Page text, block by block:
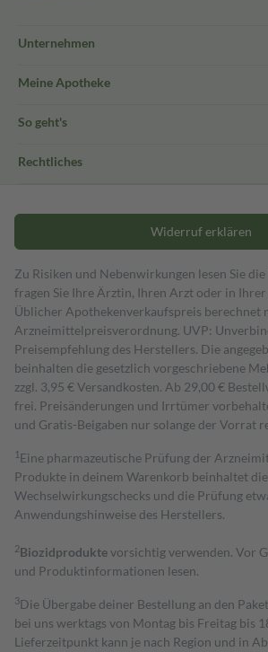
Unternehmen
Meine Apotheke
So geht's
Rechtliches
Widerruf erklären
Zu Risiken und Nebenwirkungen lesen Sie
fragen Sie Ihre Ärztin, Ihren Arzt oder in Ihrer
Üblicher Apothekenverkaufspreis berechnet
Arzneimittelpreisverordnung. UVP:
Preisempfehlung des Herstellers. Die
beinhalten die gesetzlich vorgeschriebene
zzgl. 3,95 € Versandkosten. Ab 29,00 €
frei. Preisänderungen und Irrtümer
und Gratis-Beigaben nur solange der Vorrat
1 Eine pharmazeutische Prüfung der
Produkte in deinem Warenkorb beinhaltet
Wechselwirkungschecks und die Prüfung
Anwendungshinweise des Herstellers.
2Biozidproduktevorsichtig verwenden. Vor
und Produktinformationen lesen.
3Die Übergabe deiner Bestellung an den
bei uns werktags von Montag bis Freitag bis
Lieferzeitpunkt kann je nach Region und in